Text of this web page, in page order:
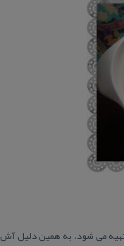
می شود. به همین دلیل آش